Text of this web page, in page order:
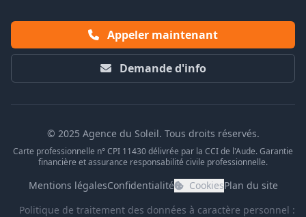
Appeler maintenant
Demande d'info
© 2025 Agence du Soleil. Tous droits réservés.
Carte professionnelle n° CPI 11430 délivrée par la CCI de l'Aude. Garantie
financière et assurance responsabilité civile professionnelle.
Mentions légalesConfidentialité CookiesPlan du site
Politique de traitement des données à caractère personnel :